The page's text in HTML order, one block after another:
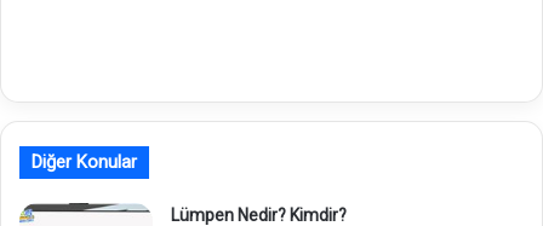
Diğer Konular
Lümpen Nedir? Kimdir?